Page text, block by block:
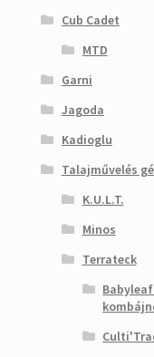
Cub Cadet
MTD
Garni
Jagoda
Kadioglu
Talajművelés
K.U.L.T.
Minos
Terrateck